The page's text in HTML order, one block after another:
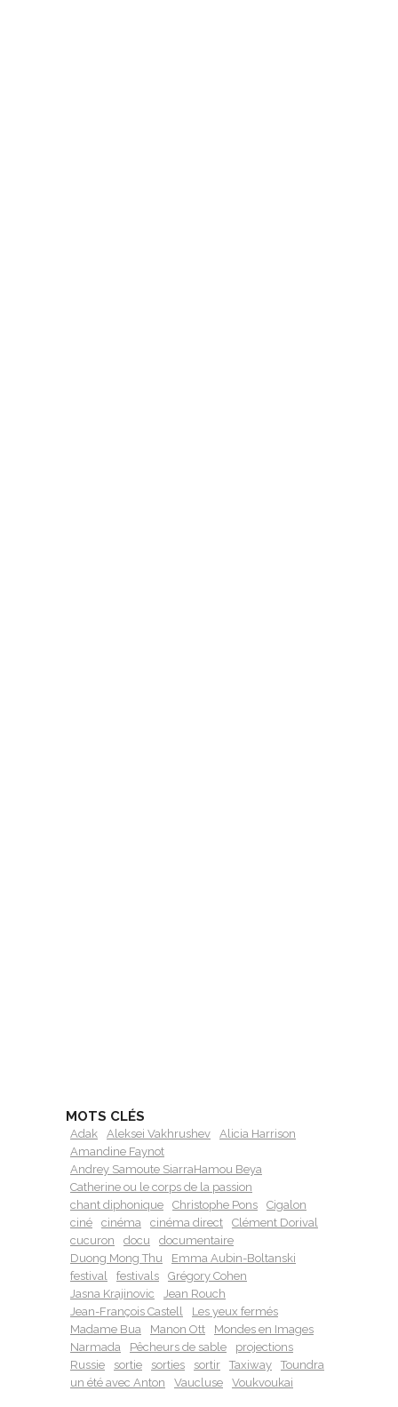
MOTS CLÉS
Adak Aleksei Vakhrushev
Alicia Harrison
Amandine Faynot
Andrey Samoute SiarraHamou Beya
Catherine ou le corps de la passion
chant diphonique
Christophe Pons
Cigalon
ciné
cinéma cinéma direct
Clément Dorival
cucuron
docu
documentaire
Duong Mong Thu
Emma Aubin-Boltanski
festival
festivals
Grégory Cohen
Jasna Krajinovic
Jean Rouch
Jean-François Castell
Les yeux fermés
Madame Bua
Manon Ott
Mondes en Images
Narmada
Pêcheurs de sable
projections
Russie
sortie sorties sortir Taxiway
Toundra
un été avec Anton
Vaucluse Voukvoukai